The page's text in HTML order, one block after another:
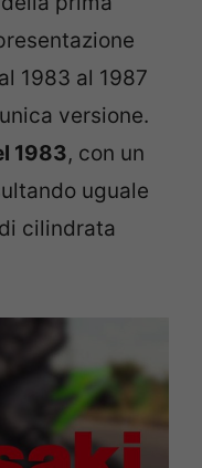
1983 al 1987
versione.
1983, con un
uguale
cilindrata